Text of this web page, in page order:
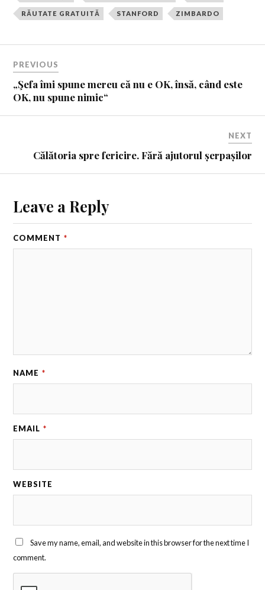
RĂUTATE GRATUITĂ STANFORD ZIMBARDO
PREVIOUS
„Şefa îmi spune mereu că nu e OK, însă, când este
OK, nu spune nimic“
NEXT
Călătoria spre fericire. Fără ajutorul șerpașilor
Leave a Reply
COMMENT *
NAME *
EMAIL *
WEBSITE
Save my name, email, and website in this browser for the next time I
comment.